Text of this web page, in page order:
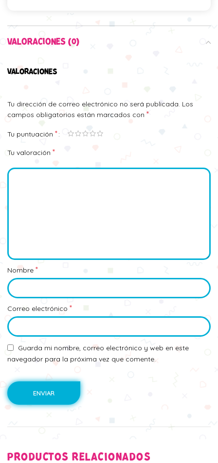
VALORACIONES (0)
VALORACIONES
Tu dirección de correo electrónico no será publicada. Los
campos obligatorios están marcados con *
Tu puntuación *
Tu valoración *
Nombre *
Correo electrónico *
Guarda mi nombre, correo electrónico y web en este
navegador para la próxima vez que comente.
PRODUCTOS RELACIONADOS